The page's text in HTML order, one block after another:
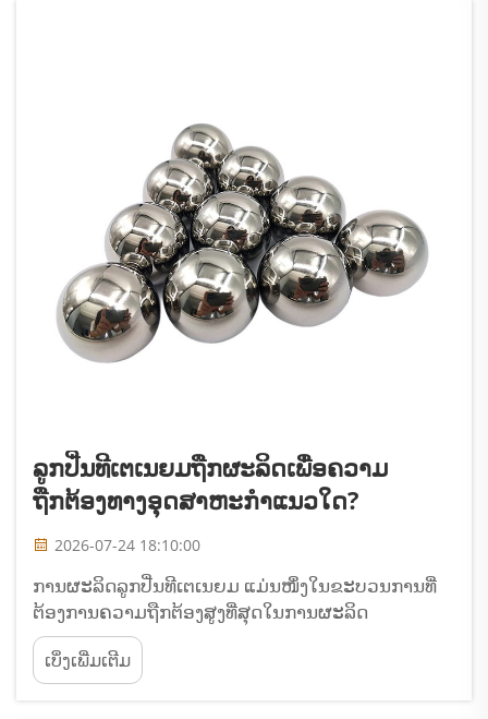
ລູກປີ່ນທີເຕເນຍມຖືກຜະລິດເພື່ອຄວາມ
ຖືກຕ້ອງທາງອຸດສາຫະກຳແນວໃດ?
2026-07-24 18:10:00
ການຜະລິດລູກປີ່ນທີເຕເນຍມ ແມ່ນໜຶ່ງໃນຂະບວນການທີ່
ຕ້ອງການຄວາມຖືກຕ້ອງສູງທີ່ສຸດໃນການຜະລິດ
ອຸດສາຫະກຳທີ່ທັນສະໄໝ. ການຜະລິດລູກປີ່ນທີເຕເນຍມ
ຕ້ອງໃຊ້ເຕັກໂນໂລຊີຂັ້ນສູງ ການຄວບຄຸມຄຸນນະພາບທີ່ເຂັ້ມ
ງວດ ແລະ ຄວາມຊຳນິຊຳນາງດ້ານວັດສະດຸເພື່ອບັນລຸ
ເບິ່ງເພີ່ມເຕີມ